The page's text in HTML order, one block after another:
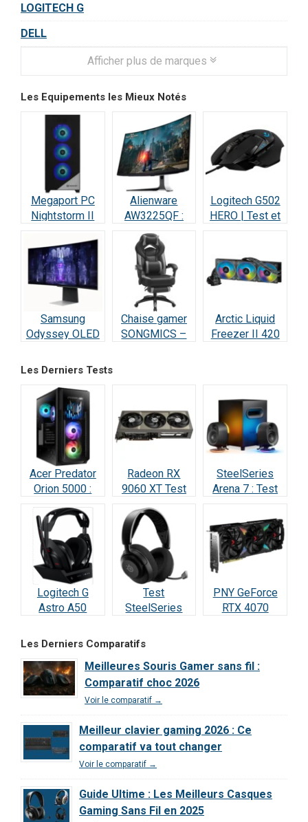
LOGITECH G
DELL
Afficher plus de marques
Les Equipements les Mieux Notés
Megaport PC
Nightstorm II
Test et Avis
Alienware
AW3225QF :
Test Écran
Gaming QD-
OLED 4K 240Hz
Logitech G502
HERO | Test et
Gamers
Samsung
Odyssey OLED
Performant –
Chaise gamer
SONGMICS –
Arctic Liquid
Freezer II 420
Les Derniers Tests
Acer Predator
Orion 5000 :
Test Complet
RTX 5070
(2026)
Radeon RX
9060 XT Test
meilleure carte
à 498 € ?
SteelSeries
Arena 7 : Test
Vraiment
incroyable ?
Logitech G
Astro A50
Notre Test
2026
Test
SteelSeries
Wireless : Le
qualité/prix de
2026 ?
PNY GeForce
RTX 4070
Les Derniers Comparatifs
Meilleures Souris Gamer sans fil :
Comparatif choc 2026
Voir le comparatif →
Meilleur clavier gaming 2026 : Ce
comparatif va tout changer
Voir le comparatif →
Guide Ultime : Les Meilleurs Casques
Gaming Sans Fil en 2025